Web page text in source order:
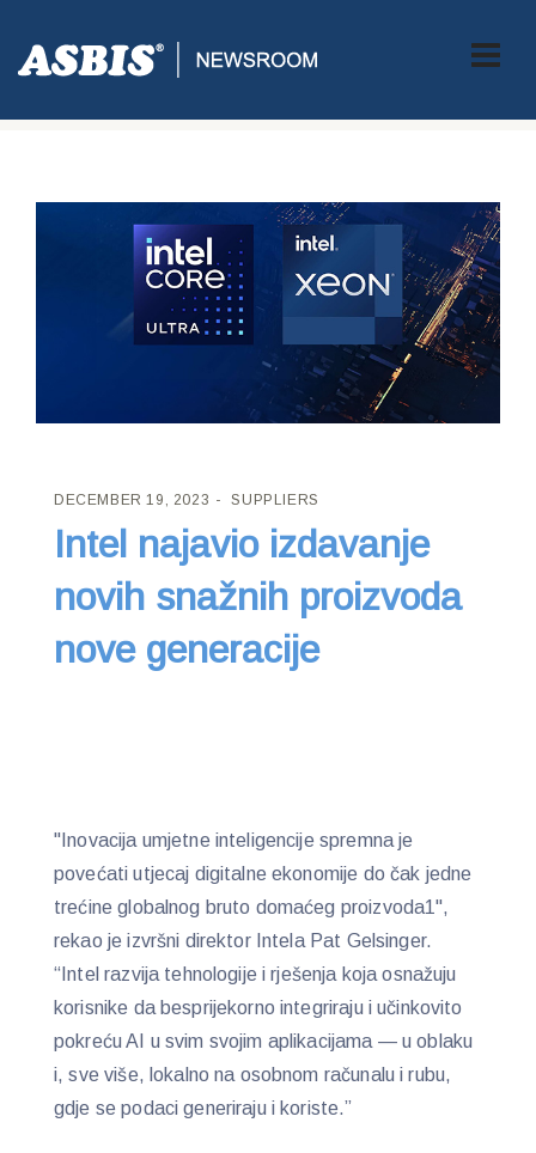
ASBIS CROATIA> SUPPLIERS> INTEL NAJAVIO IZDAVANJE
NOVIH SNAŽNIH PROIZVODA NOVE GENERACIJE
DECEMBER 19, 2023 SUPPLIERS
Intel najavio izdavanje
novih snažnih proizvoda
nove generacije
"Inovacija umjetne inteligencije spremna je
povećati utjecaj digitalne ekonomije do čak jedne
trećine globalnog bruto domaćeg proizvoda1",
rekao je izvršni direktor Intela Pat Gelsinger.
“Intel razvija tehnologije i rješenja koja osnažuju
korisnike da besprijekorno integriraju i učinkovito
pokreću AI u svim svojim aplikacijama — u oblaku
i, sve više, lokalno na osobnom računalu i rubu,
gdje se podaci generiraju i koriste.”